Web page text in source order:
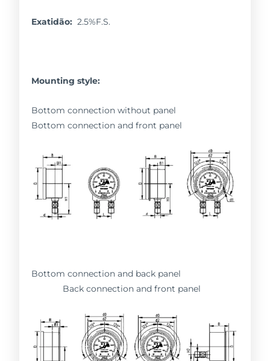
Exatidão: 2.5%F.S.
Mounting style:
Bottom connection without panel
Bottom connection and front panel
Bottom connection and back panel
Back connection and front panel